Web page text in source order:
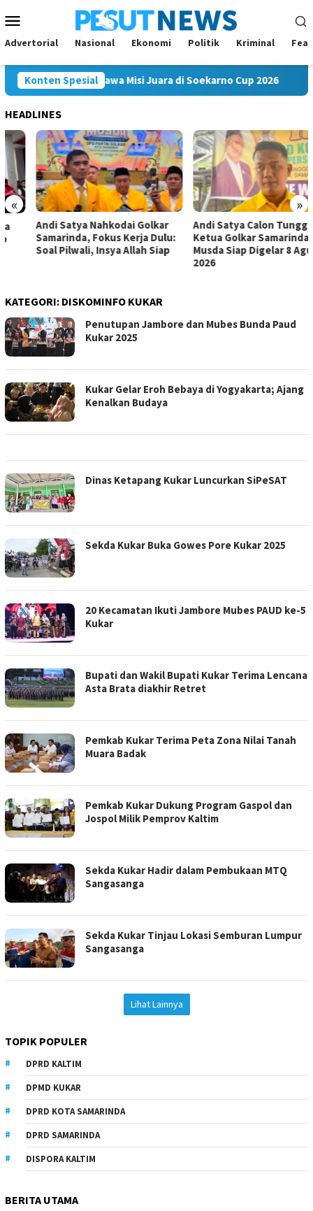
ke
kontenMobile
Advertorial Nasional Ekonomi Politik Kriminal
Konten Spesial
Mahakam FC Bawa Misi Juara di Soekarno Cup 2026
HEADLINES
« »
Andi Satya Nahkodai Golkar
Samarinda, Fokus Kerja Dulu:
Soal Pilwali, Insya Allah Siap
Andi Satya Calon Tunggal
Ketua Golkar Samarinda,
Musda Siap Digelar 8 Agustus
KATEGORI: DISKOMINFO KUKAR
Penutupan Jambore dan Mubes Bunda Paud
Kukar 2025
Kukar Gelar Eroh Bebaya di Yogyakarta; Ajang
Kenalkan Budaya
Dinas Ketapang Kukar Luncurkan SiPeSAT
Sekda Kukar Buka Gowes Pore Kukar 2025
20 Kecamatan Ikuti Jambore Mubes PAUD ke-5
Kukar
Bupati dan Wakil Bupati Kukar Terima Lencana
Asta Brata diakhir Retret
Pemkab Kukar Terima Peta Zona Nilai Tanah
Muara Badak
Pemkab Kukar Dukung Program Gaspol dan
Jospol Milik Pemprov Kaltim
Sekda Kukar Hadir dalam Pembukaan MTQ
Sangasanga
Sekda Kukar Tinjau Lokasi Semburan Lumpur
Sangasanga
Lihat Lainnya
TOPIK POPULER
DPRD KALTIM
DPMD KUKAR
DPRD KOTA SAMARINDA
DPRD SAMARINDA
DISPORA KALTIM
BERITA UTAMA